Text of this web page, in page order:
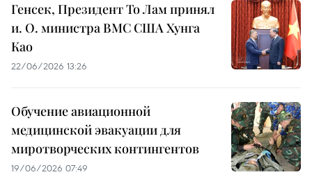
Генсек, Президент То Лам принял
и. О. министра ВМС США Хунга
Као
22/06/2026 13:26
Обучение авиационной
медицинской эвакуации для
миротворческих контингентов
19/06/2026 07:49